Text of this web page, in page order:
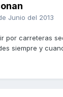
Junio del 2013
por carreteras
siempre y